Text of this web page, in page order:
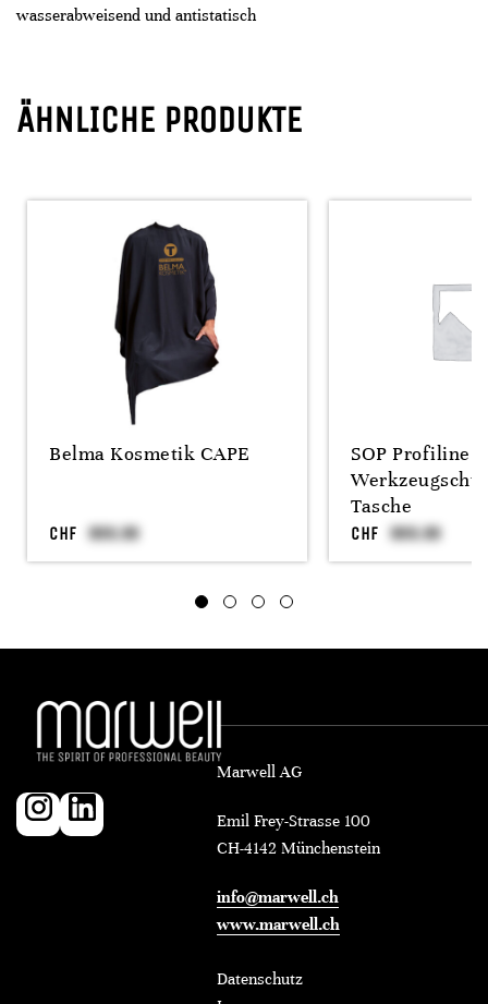
wasserabweisend und antistatisch
ÄHNLICHE PRODUKTE
Belma Kosmetik CAPE
CHF
SOP Profiline
Tasche
CHF
Marwell AG
Emil Frey-Strasse 100
CH-4142 Münchenstein
info@marwell.ch
www.marwell.ch
Datenschutz